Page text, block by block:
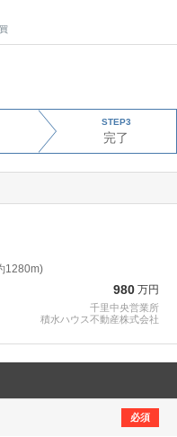
STEP3
完了
1280m)
980 万円
千里中央営業所
積水ハウス不動産株式会社
必須